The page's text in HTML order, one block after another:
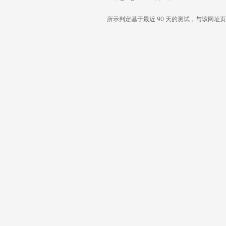
所示判定基于最近 90 天的测试，与该网址页